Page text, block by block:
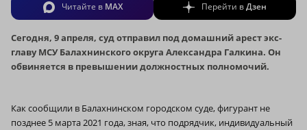
Читайте в MAX Перейти вДзен
Сегодня, 9 апреля, суд отправил под домашний арест экс-
главу МСУ Балахнинского округа Александра Галкина. Он
обвиняется в превышении должностных полномочий.
Как сообщили в Балахнинском городском суде, фигурант не
позднее 5 марта 2021 года, зная, что подрядчик, индивидуальный